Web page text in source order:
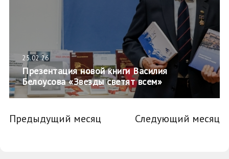
25.02.26
Презентация новой книги Василия
Белоусова «Звезды светят всем»
Предыдущий месяц Следующий месяц